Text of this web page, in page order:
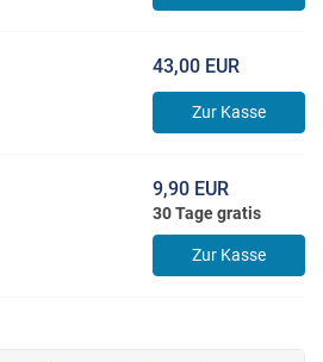
43,00 EUR
Zur Kasse
9,90 EUR
30 Tage gratis
Zur Kasse